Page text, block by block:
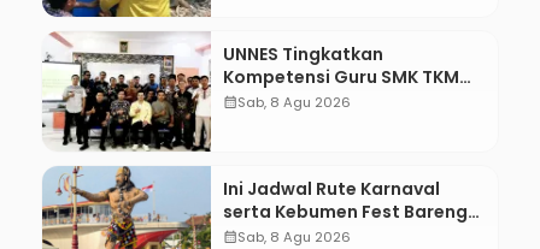
UNNES Tingkatkan
Kompetensi Guru SMK TKM
Pertambangan Kebumen
calendar_monthSab, 8 Agu 2026
Ini Jadwal Rute Karnaval
serta Kebumen Fest Bareng
Gus Azmi
calendar_monthSab, 8 Agu 2026